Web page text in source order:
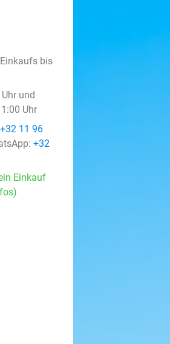
bis
und
Uhr
+32 11 96
+32
Einkauf